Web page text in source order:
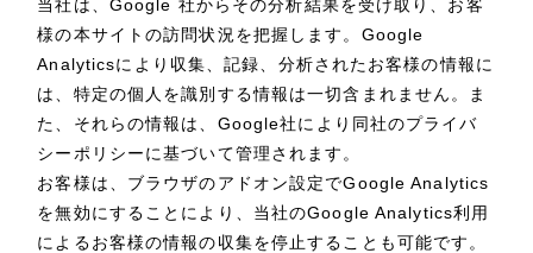
当社は、Google 社からその分析結果を受け取り、お客
様の本サイトの訪問状況を把握します。Google
Analyticsにより収集、記録、分析されたお客様の情報に
は、特定の個人を識別する情報は一切含まれません。ま
た、それらの情報は、Google社により同社のプライバ
シーポリシーに基づいて管理されます。
お客様は、ブラウザのアドオン設定でGoogle Analytics
を無効にすることにより、当社のGoogle Analytics利用
によるお客様の情報の収集を停止することも可能です。